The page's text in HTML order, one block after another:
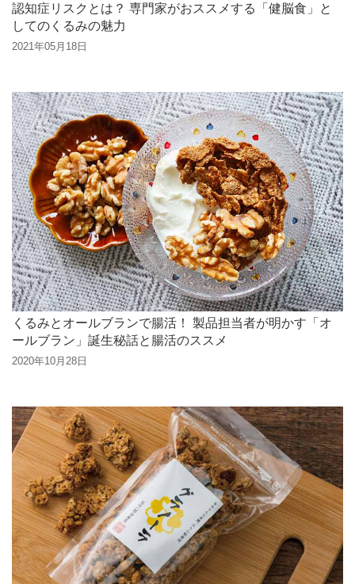
認知症リスクとは？ 専門家がおススメする「健脳食」と
してのくるみの魅力
2021年05月18日
くるみとオールブランで腸活！ 製品担当者が明かす「オ
ールブラン」誕生秘話と腸活のススメ
2020年10月28日